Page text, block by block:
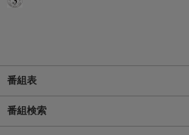
番組表
番組検索